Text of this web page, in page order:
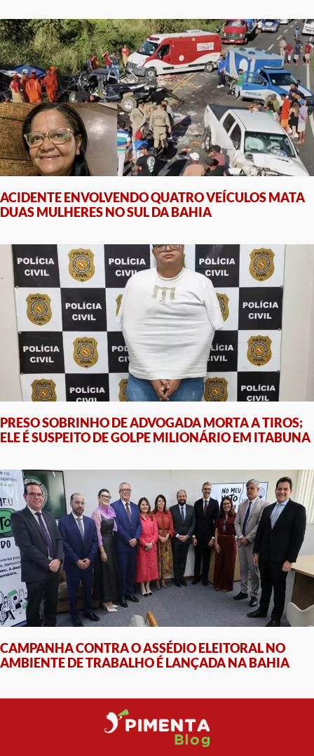
ACIDENTE ENVOLVENDO QUATRO VEÍCULOS MATA
DUAS MULHERES NO SUL DA BAHIA
PRESO SOBRINHO DE ADVOGADA MORTA A TIROS;
ELE É SUSPEITO DE GOLPE MILIONÁRIO EM ITABUNA
CAMPANHA CONTRA O ASSÉDIO ELEITORAL NO
AMBIENTE DE TRABALHO É LANÇADA NA BAHIA